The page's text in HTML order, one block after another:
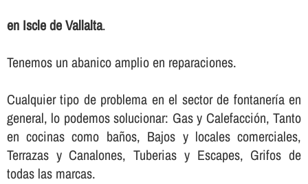
en Iscle de Vallalta.
Tenemos un abanico amplio en reparaciones.
Cualquier tipo de problema en el sector de fontanerí­a en
general, lo podemos solucionar: Gas y Calefacción, Tanto
en cocinas como baños, Bajos y locales comerciales,
Terrazas y Canalones, Tuberias y Escapes, Grifos de
todas las marcas.